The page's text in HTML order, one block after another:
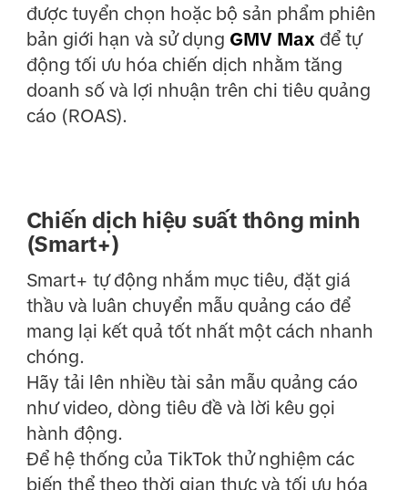
được tuyển chọn hoặc bộ sản phẩm phiên
bản giới hạn và sử dụng GMV Max để tự
động tối ưu hóa chiến dịch nhằm tăng
doanh số và lợi nhuận trên chi tiêu quảng
cáo (ROAS).
Chiến dịch hiệu suất thông minh
(Smart+)
Smart+ tự động nhắm mục tiêu, đặt giá
thầu và luân chuyển mẫu quảng cáo để
mang lại kết quả tốt nhất một cách nhanh
chóng.
Hãy tải lên nhiều tài sản mẫu quảng cáo
như video, dòng tiêu đề và lời kêu gọi
hành động.
Để hệ thống của TikTok thử nghiệm các
biến thể theo thời gian thực và tối ưu hóa